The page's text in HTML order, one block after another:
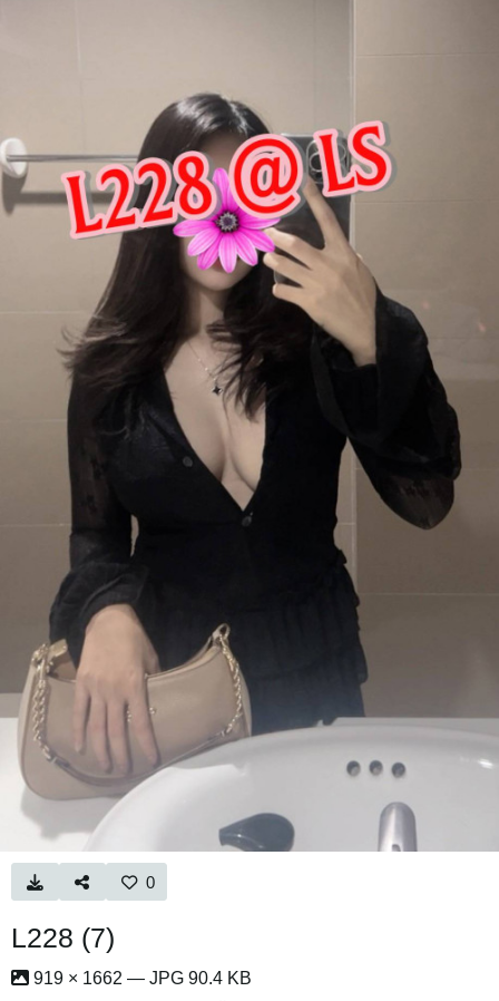
0
L228 (7)
919 × 1662 — JPG 90.4 KB